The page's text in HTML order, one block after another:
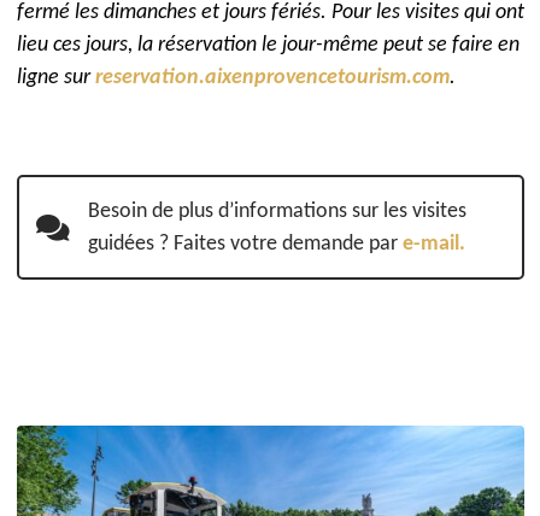
fermé les dimanches et jours fériés. Pour les visites qui ont
lieu ces jours, la réservation le jour-même peut se faire en
ligne surreservation.aixenprovencetourism.com.
Besoin de plus d’informations sur les visites
guidées ? Faites votre demande pare-mail.